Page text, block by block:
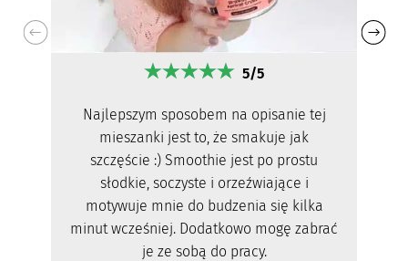
5/5
Najlepszym sposobem na opisanie tej
mieszanki jest to, że smakuje jak
szczęście :) Smoothie jest po prostu
słodkie, soczyste i orzeźwiające i
motywuje mnie do budzenia się kilka
minut wcześniej. Dodatkowo mogę zabrać
je ze sobą do pracy.